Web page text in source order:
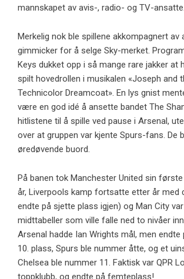
mannskapet av avis-, radio- og TV-ansatte.
Merkelig nok ble spillene akkompagnert av
gimmicker for å selge Sky-merket.
Keys dukket opp i så mange rare jakker at
spilt hovedrollen i musikalen «Joseph and
Technicolor Dreamcoat». En lys gnist
være en god idé å ansette bandet The
hitlistene til å spille ved pause i Arsenal,
over at gruppen var kjente Spurs-fans. De
øredøvende buord.
På banen tok Manchester United sin
år, Liverpools kamp fortsatte etter år med
endte på sjette plass igjen) og Man City
midttabeller som ville falle ned to nivåer
Arsenal hadde Ian Wrights mål, men
10. plass, Spurs ble nummer åtte, og et
Chelsea ble nummer 11. Faktisk var QPR
toppklubb, og endte på femteplass!